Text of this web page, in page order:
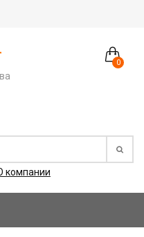
0
компании